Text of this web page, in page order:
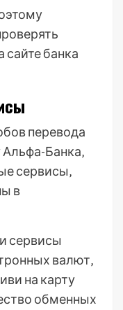
банка
перевода
Альфа-Банка‚
сервисы‚
в
сервисы
валют‚
на карту
обменных